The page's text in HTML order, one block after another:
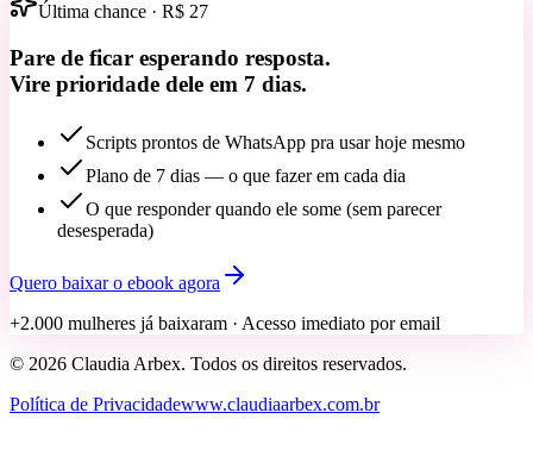
Última chance · R$ 27
Pare de ficar esperando resposta.
Vire prioridade dele em 7 dias.
Scripts prontos de WhatsApp pra usar hoje mesmo
Plano de 7 dias — o que fazer em cada dia
O que responder quando ele some (sem parecer
desesperada)
Quero baixar o ebook agora
+2.000 mulheres já baixaram · Acesso imediato por email
© 2026 Claudia Arbex. Todos os direitos reservados.
Política de Privacidadewww.claudiaarbex.com.br